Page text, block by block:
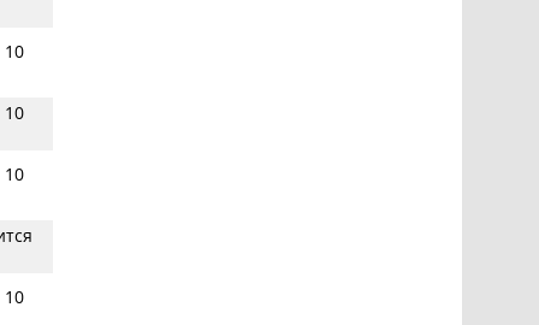
10
10
10
10